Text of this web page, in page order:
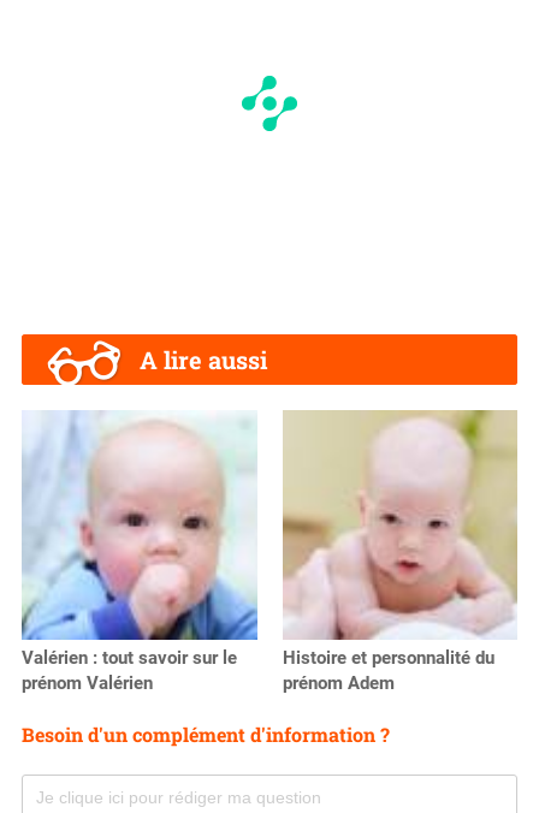
A lire aussi
Valérien : tout savoir sur le
prénom Valérien
Histoire et personnalité du
prénom Adem
Besoin d'un complément d'information ?